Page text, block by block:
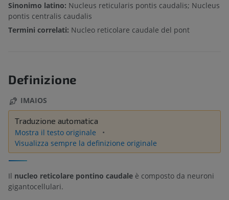
Sinonimo latino: Nucleus reticularis pontis caudalis; Nucleus
pontis centralis caudalis
Termini correlati: Nucleo reticolare caudale del pont
Definizione
IMAIOS
Traduzione automatica
Mostra il testo originale
Visualizza sempre la definizione originale
Il nucleo reticolare pontino caudale è composto da neuroni
gigantocellulari.